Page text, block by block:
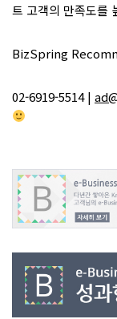
트 고객의 만족도를
BizSpring
02-6919-5514 |